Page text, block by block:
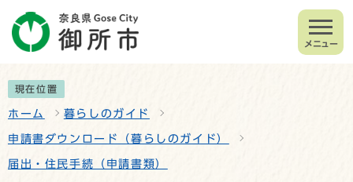
メニュー
現在位置
ホーム 暮らしのガイド
申請書ダウンロード（暮らしのガイド）
届出・住民手続（申請書類）